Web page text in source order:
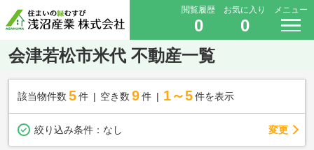
閲覧履歴
0
お気に入り
0
メニュー
会津若松市米代 不動産一覧
該当物件数 5件 空き数 9 件 1～5 件を表示
絞り込み条件： なし 変更